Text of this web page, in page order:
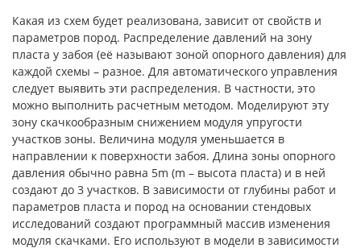
Какая из схем будет реализована, зависит от свойств и
параметров пород. Распределение давлений на зону
пласта у забоя (её называют зоной опорного давления) для
каждой схемы – разное. Для автоматического управления
следует выявить эти распределения. В частности, это
можно выполнить расчетным методом. Моделируют эту
зону скачкообразным снижением модуля упругости
участков зоны. Величина модуля уменьшается в
направлении к поверхности забоя. Длина зоны опорного
давления обычно равна 5m (m – высота пласта) и в ней
создают до 3 участков. В зависимости от глубины работ и
параметров пласта и пород на основании стендовых
исследований создают программный массив изменения
модуля скачками. Его используют в модели в зависимости